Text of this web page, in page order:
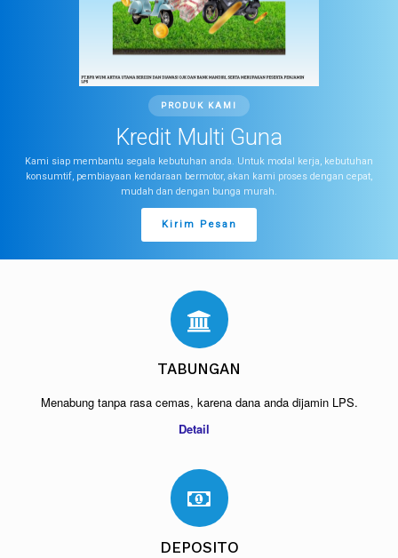
PRODUK KAMI
Kredit Multi Guna
Kami siap membantu segala kebutuhan anda. Untuk modal kerja, kebutuhan
konsumtif, pembiayaan kendaraan bermotor, akan kami proses dengan cepat,
mudah dan dengan bunga murah.
Kirim Pesan
TABUNGAN
Menabung tanpa rasa cemas, karena dana anda dijamin LPS.
Detail
DEPOSITO